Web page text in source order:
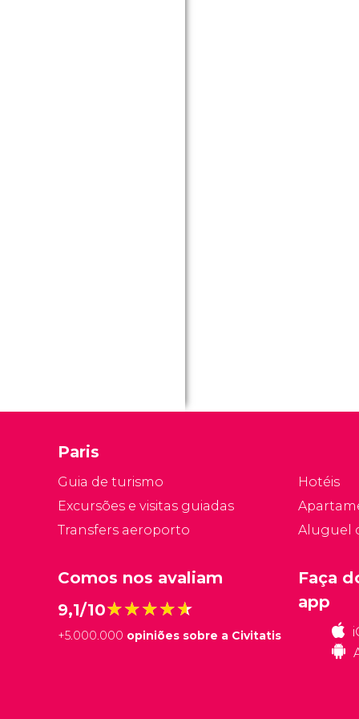
Paris
Guia de turismo
Excursões e visitas guiadas
Transfers aeroporto
Hotéis
Aluguel
Comos nos avaliam
9,1/10★★★★★
★★★★★
+5.000.000 opiniões sobre a Civitatis
Faça
app